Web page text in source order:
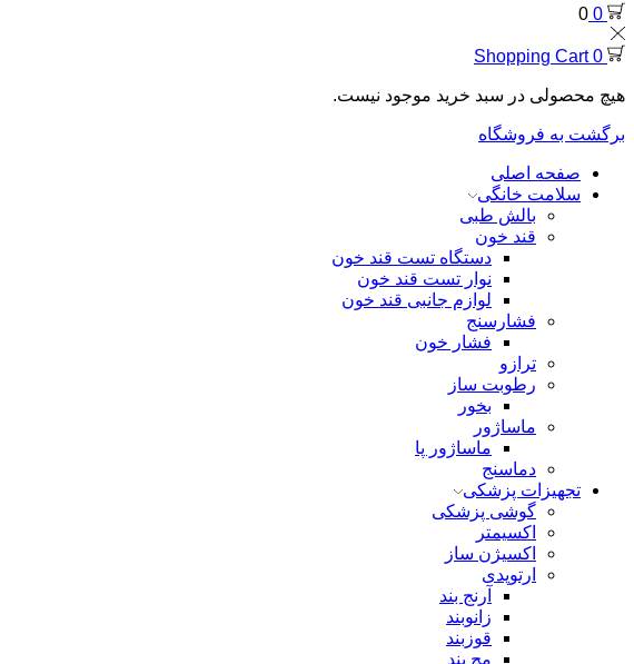
0
0
0
Shopping Cart
هیچ محصولی در سبد خرید موجود نیست.
برگشت به فروشگاه
صفحه اصلی
سلامت خانگی
بالش طبی
قند خون
دستگاه تست قند خون
نوار تست قند خون
لوازم جانبی قند خون
فشارسنج
فشار خون
ترازو
رطوبت ساز
بخور
ماساژور
ماساژور پا
دماسنج
تجهیزات پزشکی
گوشی پزشکی
اکسیمتر
اکسیژن ساز
ارتوپدی
آرنج بند
زانوبند
قوزبند
مچ بند